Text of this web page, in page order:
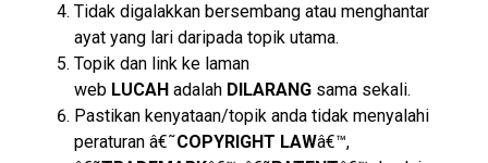
Tidak digalakkan bersembang atau menghantar
ayat yang lari daripada topik utama.
Topik dan link ke laman
web LUCAH adalah DILARANG sama sekali.
Pastikan kenyataan/topik anda tidak menyalahi
peraturan â€˜COPYRIGHT LAWâ€™,